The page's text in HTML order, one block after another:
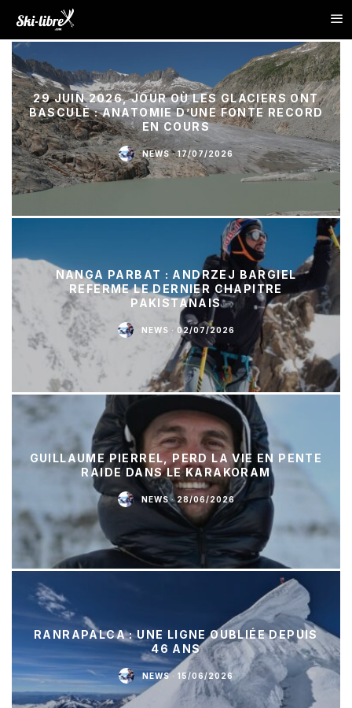
29 JUIN 2026, JOUR OÙ LES GLACIERS ONT
BASCULÉ : ANATOMIE D’UNE FONTE RECORD
EN COURS
NEWS · 17/07/2026
NANGA PARBAT : ANDRZEJ BARGIEL
REFERME LE DERNIER CHAPITRE
PAKISTANAIS
NEWS · 02/07/2026
GUILLAUME PIERREL, PERD LA VIE EN PENTE
RAIDE DANS LE KARAKORAM
NEWS · 28/06/2026
RANRAPALCA : UNE LIGNE OUBLIÉE DEPUIS
46 ANS
NEWS · 15/06/2026